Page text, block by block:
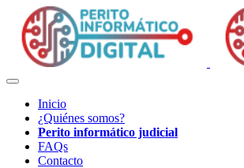
Inicio
¿Quiénes somos?
Perito informático judicial
FAQs
Contacto